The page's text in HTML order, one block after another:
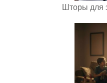
Шторы для